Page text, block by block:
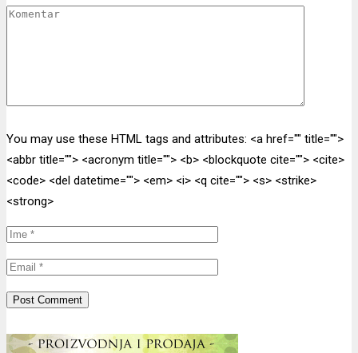
You may use these HTML tags and attributes: <a href="" title="">
<abbr title=""> <acronym title=""> <b> <blockquote cite=""> <cite>
<code> <del datetime=""> <em> <i> <q cite=""> <s> <strike>
<strong>